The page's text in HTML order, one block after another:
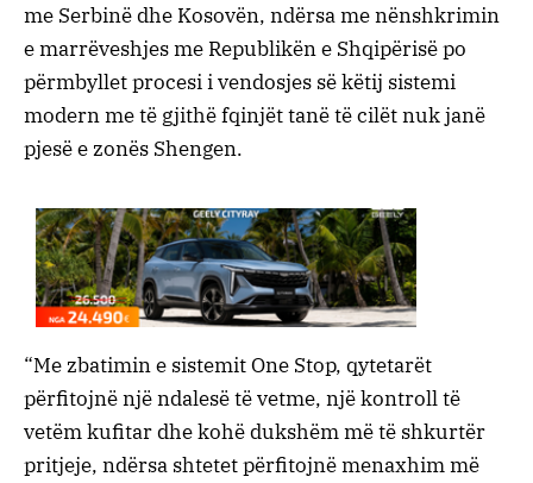
me Serbinë dhe Kosovën, ndërsa me nënshkrimin
e marrëveshjes me Republikën e Shqipërisë po
përmbyllet procesi i vendosjes së këtij sistemi
modern me të gjithë fqinjët tanë të cilët nuk janë
pjesë e zonës Shengen.
“Me zbatimin e sistemit One Stop, qytetarët
përfitojnë një ndalesë të vetme, një kontroll të
vetëm kufitar dhe kohë dukshëm më të shkurtër
pritjeje, ndërsa shtetet përfitojnë menaxhim më